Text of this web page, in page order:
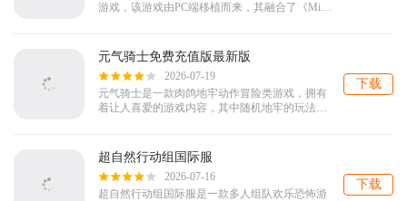
游戏，该游戏由PC端移植而来，其融合了《Mine
元气骑士免费充值版最新版
2026-07-19
下载
元气骑士是一款肉鸽地牢动作冒险类游戏，拥有
着让人喜爱的游戏内容，其中随机地牢的玩法是
超自然行动组国际服
2026-07-16
下载
超自然行动组国际服是一款多人组队欢乐恐怖游